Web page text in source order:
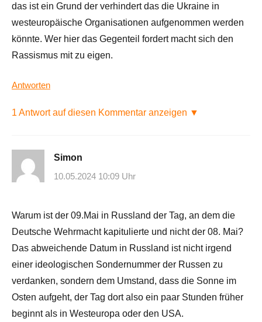
das ist ein Grund der verhindert das die Ukraine in
westeuropäische Organisationen aufgenommen werden
könnte. Wer hier das Gegenteil fordert macht sich den
Rassismus mit zu eigen.
Antworten
1 Antwort auf diesen Kommentar anzeigen ▼
Simon
10.05.2024 10:09 Uhr
Warum ist der 09.Mai in Russland der Tag, an dem die
Deutsche Wehrmacht kapitulierte und nicht der 08. Mai?
Das abweichende Datum in Russland ist nicht irgend
einer ideologischen Sondernummer der Russen zu
verdanken, sondern dem Umstand, dass die Sonne im
Osten aufgeht, der Tag dort also ein paar Stunden früher
beginnt als in Westeuropa oder den USA.